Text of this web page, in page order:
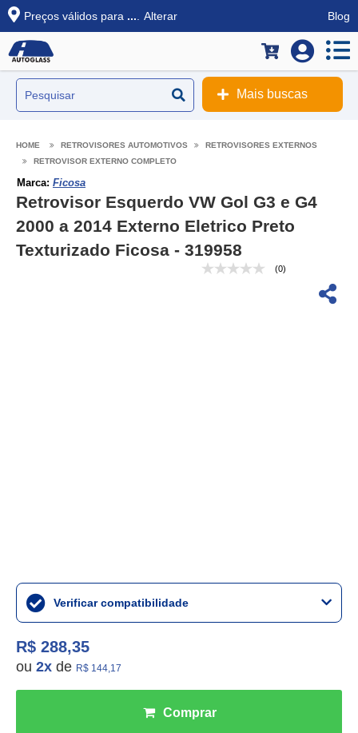
Preços válidos para ... Alterar Blog
Mais buscas
RETROVISORES AUTOMOTIVOS
RETROVISORES EXTERNOS
RETROVISOR EXTERNO COMPLETO
Marca: Ficosa
Retrovisor Esquerdo VW Gol G3 e G4
2000 a 2014 Externo Eletrico Preto
Texturizado Ficosa - 319958
(0)
Verificar compatibilidade
R$ 288,35
ou 2x de R$ 144,17